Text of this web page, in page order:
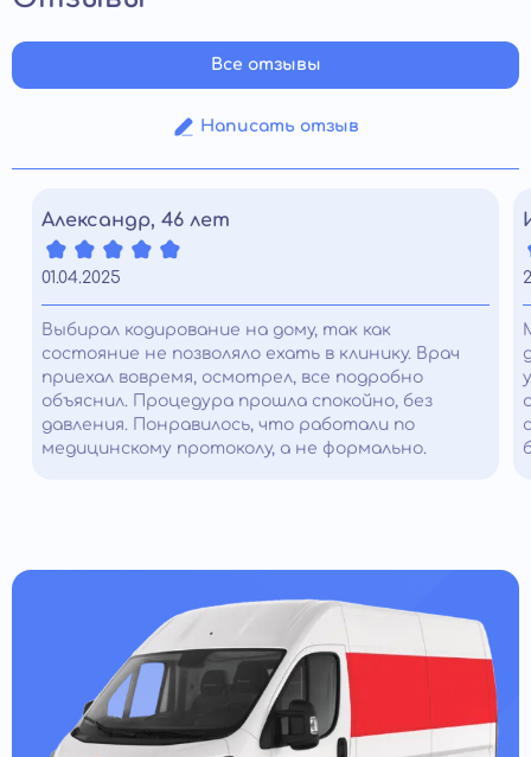
консультация психолога, повторные выезды.
Написать отзыв
Все отзывы
Александр, 46 лет
01.04.2025
Выбирал кодирование на дому, так как
состояние не позволяло ехать в клинику. Врач
приехал вовремя, осмотрел, все подробно
объяснил. Процедура прошла спокойно, без
давления. Понравилось, что работали по
медицинскому протоколу, а не формально.